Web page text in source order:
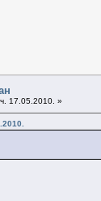
17.05.2010. »